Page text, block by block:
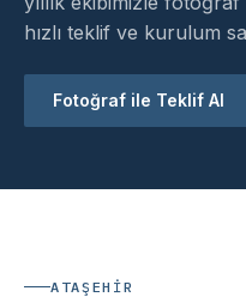
hızlı teklif ve kurulum
Fotoğraf ile Teklif Al
ATAŞEHIR